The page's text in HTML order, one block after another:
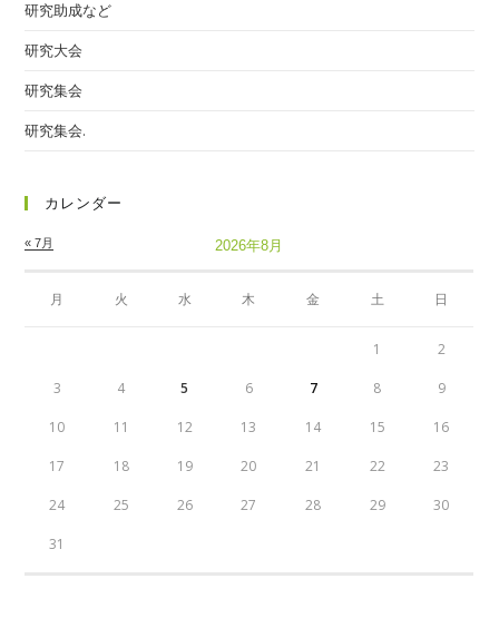
研究助成など
研究大会
研究集会
研究集会.
カレンダー
2026年8月
月 火 水 木 金 土 日
« 7月
1 2
3 4 5 6 7 8 9
10 11 12 13 14 15 16
17 18 19 20 21 22 23
24 25 26 27 28 29 30
31